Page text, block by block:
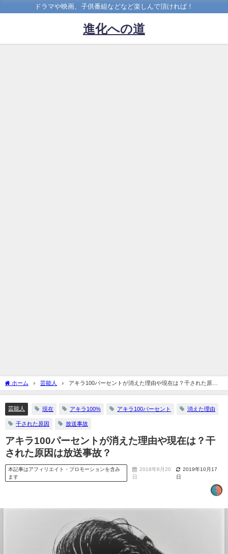
ドラマや映画、子供番組などなど楽しんで頂ければ！
進化への道
ホーム 芸能人
アキラ100パーセントが消えた理由や現在は？干された原因
は放送事故？
芸能人 現在 アキラ100% アキラ100パーセント 消えた理由
干された原因 放送事故
アキラ100パーセントが消えた理由や現在は？干
された原因は放送事故？
本記事はアフィリエイト・プロモーションを含み
ます
2018年8月20
日
2019年10月17
日